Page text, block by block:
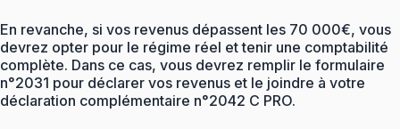
En revanche, si vos revenus dépassent les 70 000€, vous
devrez opter pour le régime réel et tenir une comptabilité
complète. Dans ce cas, vous devrez remplir le formulaire
n°2031 pour déclarer vos revenus et le joindre à votre
déclaration complémentaire n°2042 C PRO.